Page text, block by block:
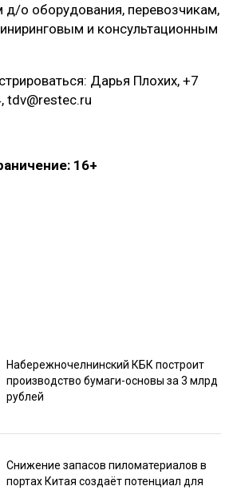
д/о оборудования, перевозчикам,
и консультационным
Дарья Плохих, +7
tdv@restec.ru
16+
Набережночелнинский КБК построит
производство бумаги-основы за 3 млрд
рублей
Снижение запасов пиломатериалов в
портах Китая создаёт потенциал для